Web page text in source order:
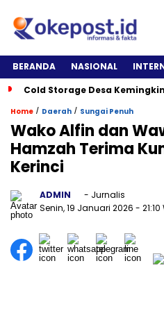
BERANDA NASIONAL
Cold Storage Desa
Home / Daerah / Sungai Penuh
Wako Alfin dan
Hamzah Terima
Kerinci
ADMIN
- Jurnalis
Senin, 19 Januari 2026 - 21:10